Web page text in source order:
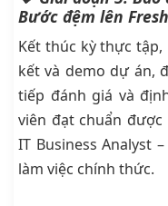
Bước đệm lên
Kết thúc kỳ thực
kết và demo dự án,
tiếp đánh giá và
viên đạt chuẩn được
IT Business Analyst
làm việc chính thức.